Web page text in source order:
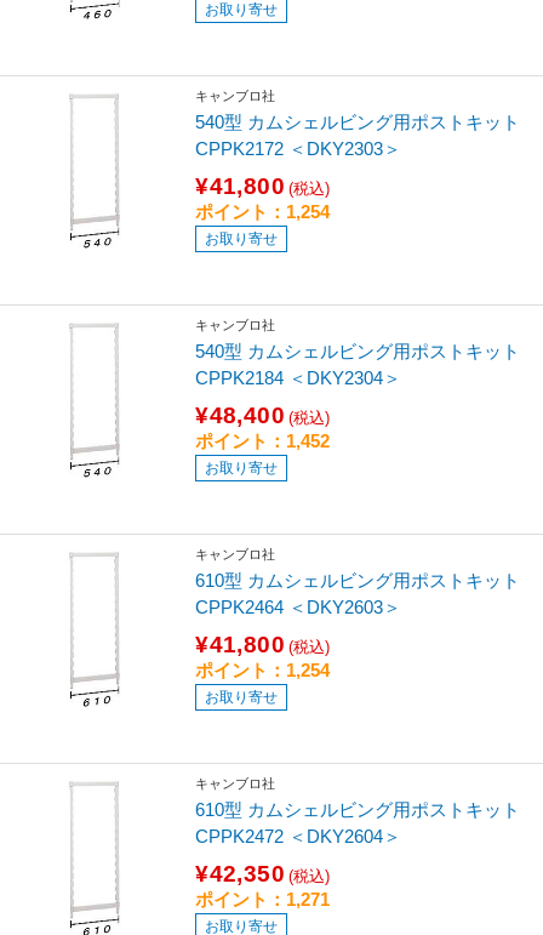
お取り寄せ
キャンブロ社
540型 カムシェルビング用ポストキット
CPPK2172 ＜DKY2303＞
¥41,800 (税込)
ポイント：1,254
お取り寄せ
キャンブロ社
540型 カムシェルビング用ポストキット
CPPK2184 ＜DKY2304＞
¥48,400 (税込)
ポイント：1,452
お取り寄せ
キャンブロ社
610型 カムシェルビング用ポストキット
CPPK2464 ＜DKY2603＞
¥41,800 (税込)
ポイント：1,254
お取り寄せ
キャンブロ社
610型 カムシェルビング用ポストキット
CPPK2472 ＜DKY2604＞
¥42,350 (税込)
ポイント：1,271
お取り寄せ